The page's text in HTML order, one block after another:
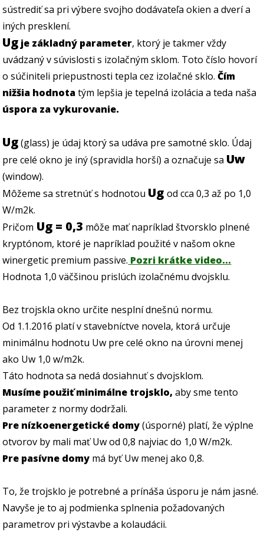
sústrediť sa pri výbere svojho dodávateľa okien a dverí a
iných presklení.
Ug je základný parameter, ktorý je takmer vždy
uvádzaný v súvislosti s izolačným sklom. Toto číslo hovorí
o súčiniteli priepustnosti tepla cez izolačné sklo.Čím
nižšia hodnotatým lepšia je tepelná izolácia a teda naša
úspora za vykurovanie.
Ug(glass) je údaj ktorý sa udáva pre samotné sklo. Údaj
pre celé okno je iný (spravidla horší) a označuje sa Uw
(window).
Môžeme sa stretnúť s hodnotou Ugod cca 0,3 až po 1,0
W/m2k.
Pričom Ug = 0,3 môže mať napríklad štvorsklo plnené
kryptónom, ktoré je napríklad použité v našom okne
winergetic premium passive. Pozri krátke video...
Hodnota 1,0 väčšinou prislúch izolačnému dvojsklu.
Bez trojskla okno určite nesplní dnešnú normu.
Od 1.1.2016 platí v stavebníctve novela, ktorá určuje
minimálnu hodnotu Uw pre celé okno na úrovni menej
ako Uw 1,0 w/m2k.
Táto hodnota sa nedá dosiahnuť s dvojsklom.
Musíme použiť minimálne trojsklo, aby sme tento
parameter z normy dodržali.
Pre nízkoenergetické domy(úsporné) platí, že výplne
otvorov by mali mať Uw od 0,8 najviac do 1,0 W/m2k.
Pre pasívne domy má byť Uw menej ako 0,8.
To, že trojsklo je potrebné a prínáša úsporu je nám jasné.
Navyše je to aj podmienka splnenia požadovaných
parametrov pri výstavbe a kolaudácii.